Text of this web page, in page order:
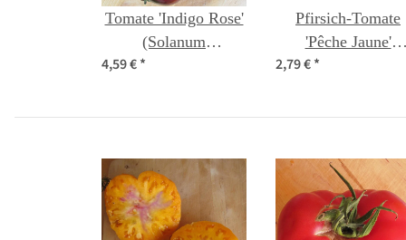
Tomate 'Indigo Rose'
(Solanum
lycopersicum) Samen
4,59 €*
Pfirsich-Tomate
'Pêche Jaune'
(Solanum
Saatgut
2,79 €*